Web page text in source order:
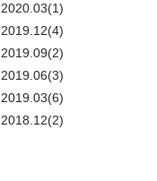
2020.03(1)
2019.12(4)
2019.09(2)
2019.06(3)
2019.03(6)
2018.12(2)